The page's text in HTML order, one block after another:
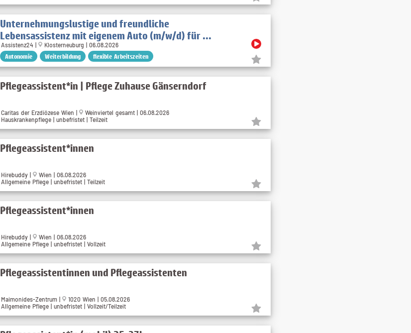
Unternehmungslustige und freundliche
Lebensassistenz mit eigenem Auto (m/w/d) für ...
Assistenz24 | Klosterneuburg | 06.08.2026
Autonomie Weiterbildung flexible Arbeitszeiten
Pflegeassistent*in | Pflege Zuhause Gänserndorf
Caritas der Erzdiözese Wien |
Weinviertel gesamt | 06.08.2026
Hauskrankenpflege | unbefristet | Teilzeit
Pflegeassistent*innen
Hirebuddy |
Wien | 06.08.2026
Allgemeine Pflege | unbefristet | Teilzeit
Pflegeassistent*innen
Hirebuddy |
Wien | 06.08.2026
Allgemeine Pflege | unbefristet | Vollzeit
Pflegeassistentinnen und Pflegeassistenten
Maimonides-Zentrum |
1020 Wien | 05.08.2026
Allgemeine Pflege | unbefristet | Vollzeit/Teilzeit